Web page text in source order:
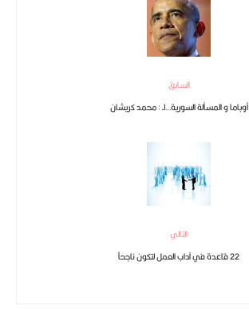
السابق
أوباما و المسألة السورية…لـ : محمد كريشان
التالي
22 قاعدة في آداب العمل لتكون ناجحاً